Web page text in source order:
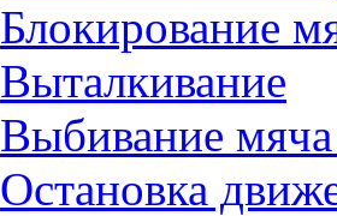
Блокирование
Выталкивание
Выбивание
Остановка